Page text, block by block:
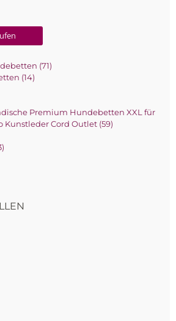
(71)
(14)
Premium Hundebetten XXL für
Kunstleder Cord Outlet (59)